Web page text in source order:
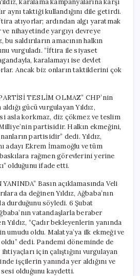
aynı taktiği kullandığını dile getirdi.
atıyorlar; ardından algı yaratmak
nihayetinde yargıyı devreye
saldırıların amacının halkın
vurguladı. “İftira ile siyaset
karalamayı ise devlet
Ancak biz onların taktiklerini çok
TESLİM OLMAZ” CHP’nin
gücü vurgulayan Yıldız,
asla korkmaz, diz çökmez ve teslim
partisidir. Halkın ekmeğini,
partisidir” dedi. Yıldız,
adayı Ekrem İmamoğlu ve tüm
rağmen görevlerini yerine
olduğunu ifade etti.
Basın açıklamasında Veli
da değinen Yıldız, Ağbaba’nın
durduğunu söyledi. 6 Şubat
vatandaşlarla beraber
Yıldız, “Çadır bekleyenlerin yanında
umudu oldu. Malatya’ya ilk ekmeği ve
dedi. Pandemi döneminde de
için çalıştığını vurgulayan
işçilerin yanında yer aldığını ve
sesi olduğunu kaydetti.